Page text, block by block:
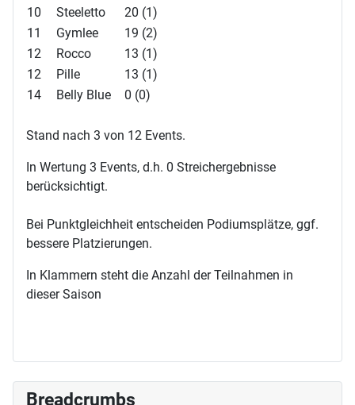
10
Steeletto
20 (1)
11
Gymlee
19 (2)
12
Rocco
13 (1)
12
Pille
13 (1)
14
Belly Blue 0 (0)
Stand nach 3 von 12 Events.
In Wertung 3 Events, d.h. 0 Streichergebnisse
berücksichtigt.
Bei Punktgleichheit entscheiden Podiumsplätze, ggf.
bessere Platzierungen.
In Klammern steht die Anzahl der Teilnahmen in
dieser Saison
Breadcrumbs